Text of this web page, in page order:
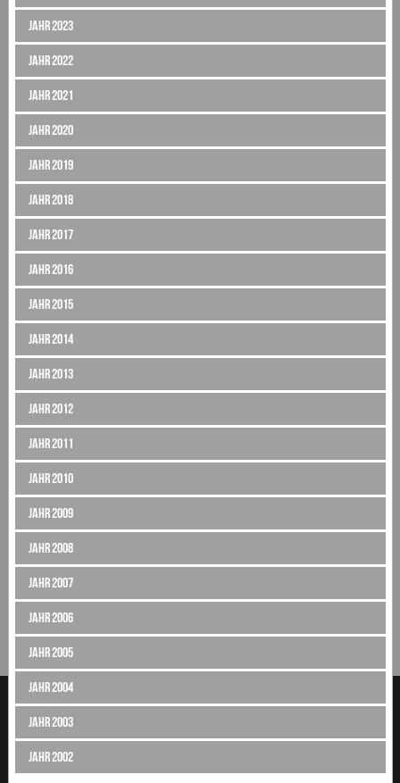
Jahr 2023
Jahr 2022
Jahr 2021
Jahr 2020
Jahr 2019
Jahr 2018
Jahr 2017
Jahr 2016
Jahr 2015
Jahr 2014
Jahr 2013
Jahr 2012
Jahr 2011
Jahr 2010
Jahr 2009
Jahr 2008
Jahr 2007
Jahr 2006
Jahr 2005
Jahr 2004
Jahr 2003
Jahr 2002